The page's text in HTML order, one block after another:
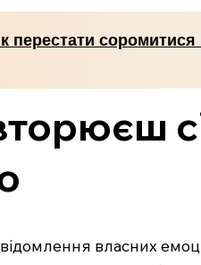
перестати соромитися
власних